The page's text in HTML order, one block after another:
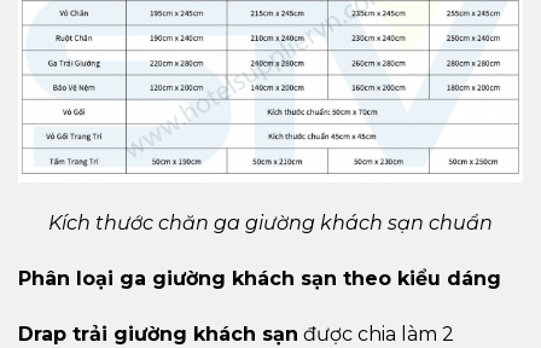
Kích thước chăn ga giường khách sạn chuẩn
Phân loại ga giường khách sạn theo kiểu dáng
Drap trải giường khách sạn được chia làm 2